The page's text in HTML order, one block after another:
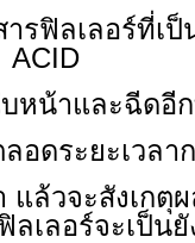
ฟิลเลอร์ที่เป็
ACID
หน้าและฉีดอี
อดระยะเวลา
แล้วจะสังเก
เลอร์จะเป็นยั